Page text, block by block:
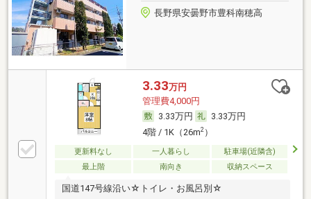
長野県安曇野市豊科南穂高
3.33万円
管理費4,000円
3.33万円
3.33万円
4階 / 1K（26m2）
更新料なし 一人暮らし
駐車場(近隣含)
最上階
南向き 収納スペース
国道147号線沿い☆トイレ・お風呂別☆